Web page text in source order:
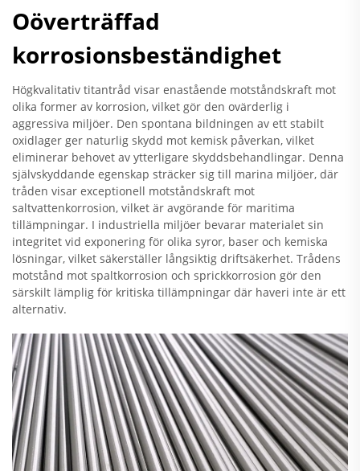
Oöverträffad
korrosionsbeständighet
Högkvalitativ titantråd visar enastående motståndskraft mot
olika former av korrosion, vilket gör den ovärderlig i
aggressiva miljöer. Den spontana bildningen av ett stabilt
oxidlager ger naturlig skydd mot kemisk påverkan, vilket
eliminerar behovet av ytterligare skyddsbehandlingar. Denna
självskyddande egenskap sträcker sig till marina miljöer, där
tråden visar exceptionell motståndskraft mot
saltvattenkorrosion, vilket är avgörande för maritima
tillämpningar. I industriella miljöer bevarar materialet sin
integritet vid exponering för olika syror, baser och kemiska
lösningar, vilket säkerställer långsiktig driftsäkerhet. Trådens
motstånd mot spaltkorrosion och sprickkorrosion gör den
särskilt lämplig för kritiska tillämpningar där haveri inte är ett
alternativ.